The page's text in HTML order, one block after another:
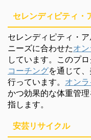
セレンディピティ・
セレンディピティ・
ニーズに合わせたオ
しています。このプロ
コーチングを通じて
行っています。 オン
かつ効果的な体重管
指します。
安芸リサイクル